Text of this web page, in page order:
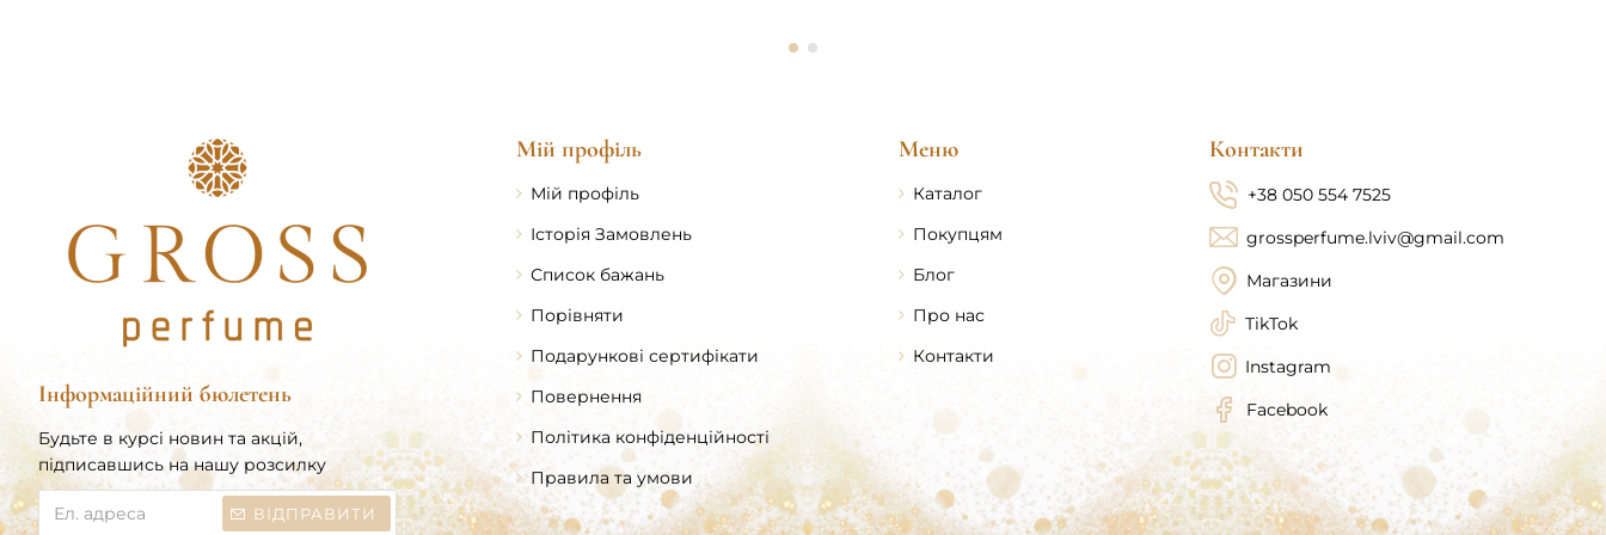
Інформаційний бюлетень
Будьте в курсі новин та акцій,
підписавшись на нашу розсилку
Ел.
адреса
ВІДПРАВИТИ
Мій профіль
Мій профіль
Історія Замовлень
Список бажань
Порівняти
Подарункові сертифікати
Повернення
Політика конфіденційності
Правила та умови
Меню
Каталог
Покупцям
Блог
Про нас
Контакти
Контакти
+38 050 554 7525
grossperfume.lviv@gmail.com
Магазини
TikTok
Instagram
Facebook